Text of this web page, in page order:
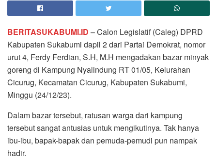
BERITASUKABUMI.ID – Calon Legislatif (Caleg) DPRD
Kabupaten Sukabumi dapil 2 dari Partai Demokrat, nomor
urut 4, Ferdy Ferdian, S.H, M.H mengadakan bazar minyak
goreng di Kampung Nyalindung RT 01/05, Kelurahan
Cicurug, Kecamatan Cicurug, Kabupaten Sukabumi,
Minggu (24/12/23).
Dalam bazar tersebut, ratusan warga dari kampung
tersebut sangat antusias untuk mengikutinya. Tak hanya
ibu-ibu, bapak-bapak dan pemuda-pemudi pun nampak
hadir.